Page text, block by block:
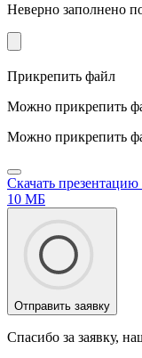
Неверно заполнено
Прикрепить файл
Можно прикрепить
Можно прикрепить
Скачать презентацию
10 МБ
Отправить заявку
Спасибо за заявку,